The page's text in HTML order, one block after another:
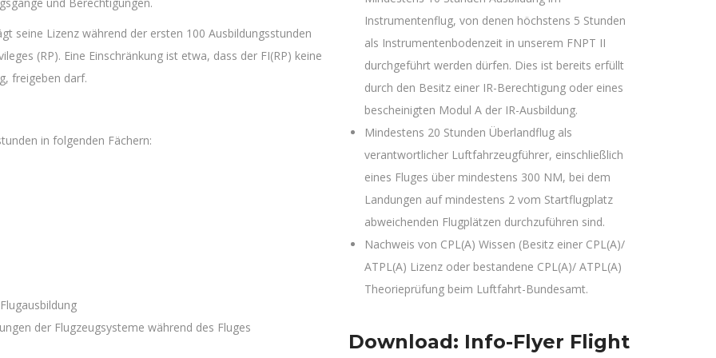
seine Lizenz während der ersten 100 Ausbildungsstunden
(RP). Eine Einschränkung ist etwa, dass der FI(RP) keine
freigeben darf.
in folgenden Fächern:
der Flugzeugsysteme während des Fluges
Instrumentenflug, von denen höchstens 5 Stunden
als Instrumentenbodenzeit in unserem FNPT II
durchgeführt werden dürfen. Dies ist bereits erfüllt
durch den Besitz einer IR-Berechtigung oder eines
bescheinigten Modul A der IR-Ausbildung.
Mindestens 20 Stunden Überlandflug als
verantwortlicher Luftfahrzeugführer, einschließlich
eines Fluges über mindestens 300 NM, bei dem
Landungen auf mindestens 2 vom Startflugplatz
abweichenden Flugplätzen durchzuführen sind.
Nachweis von CPL(A) Wissen (Besitz einer CPL(A)/
ATPL(A) Lizenz oder bestandene CPL(A)/ ATPL(A)
Theorieprüfung beim Luftfahrt-Bundesamt.
Download: Info-Flyer Flight